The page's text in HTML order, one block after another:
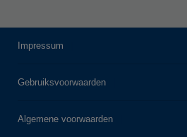
Impressum
Gebruiksvoorwaarden
Algemene voorwaarden